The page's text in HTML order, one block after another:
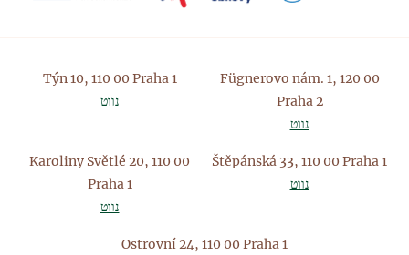
Týn 10, 110 00 Praha 1
נווט
Fügnerovo nám. 1, 120 00
Praha 2
נווט
Karoliny Světlé 20, 110 00
Praha 1
נווט
Štěpánská 33, 110 00 Praha 1
נווט
Ostrovní 24, 110 00 Praha 1